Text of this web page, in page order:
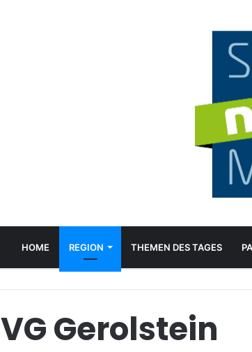
HOME REGION THEMEN DES TAGES
VG Gerolstein